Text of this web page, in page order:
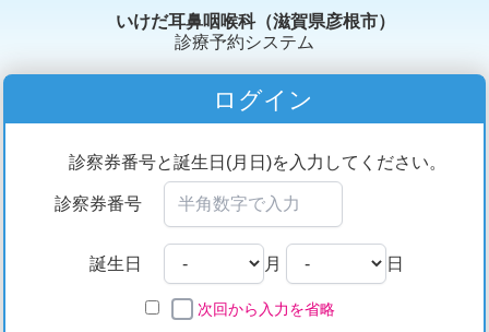
いけだ耳鼻咽喉科（滋賀県彦根市）
診療予約システム
ログイン
診察券番号と誕生日(月日)を入力してください。
診察券番号
誕生日 月 日
次回から入力を省略